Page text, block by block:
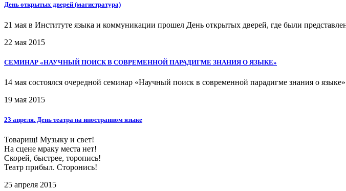
День открытых дверей (магистратура)
21 мая в Институте языка и коммуникации прошел День открытых дверей, где были
22 мая 2015
CЕМИНАР «НАУЧНЫЙ ПОИСК В СОВРЕМЕННОЙ ПАРАДИГМЕ ЗНАНИЯ О ЯЗЫКЕ»
14 мая состоялся очередной семинар «Научный поиск в современной парадигме знания о
19 мая 2015
23 апреля. День театра на иностранном языке
Товарищ! Музыку и свет!
На сцене мраку места нет!
Скорей, быстрее, торопись!
Театр прибыл. Сторонись!
25 апреля 2015